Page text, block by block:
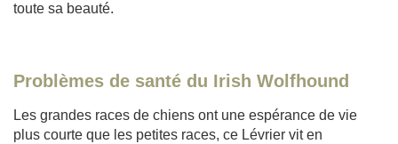
toute sa beauté.
Problèmes de santé du Irish Wolfhound
Les grandes races de chiens ont une espérance de vie
plus courte que les petites races, ce Lévrier vit en